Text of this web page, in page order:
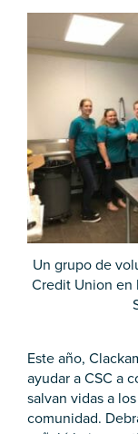
Un grupo de
Credit Union en
Este año,
ayudar a CSC a
salvan vidas a
comunidad.